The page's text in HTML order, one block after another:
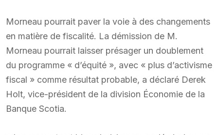
Morneau pourrait paver la voie à des changements
en matière de fiscalité. La démission de M.
Morneau pourrait laisser présager un doublement
du programme « d’équité », avec « plus d’activisme
fiscal » comme résultat probable, a déclaré Derek
Holt, vice-président de la division Économie de la
Banque Scotia.